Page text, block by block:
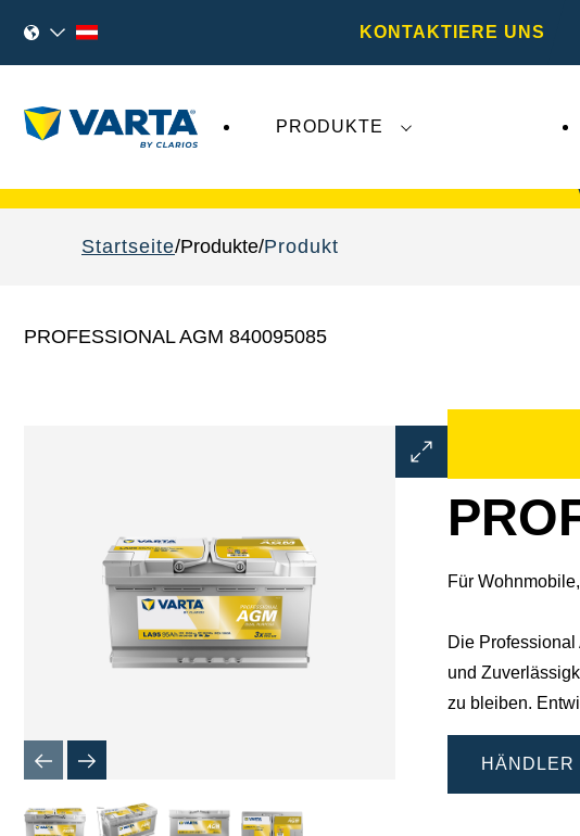
KONTAKTIERE UNS
PRODUKTE
Startseite Produkte Produkt
PROFESSIONAL AGM 840095085
Bilddialog
öffnen
Für
Die
und
zu bleiben.​
HÄNDLER